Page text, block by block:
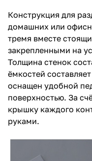
Конструкция для
домашних или
тремя вместе
закрепленными на
Толщина стенок
ёмкостей
оснащен удобной
поверхностью. За
крышку каждого
руками.